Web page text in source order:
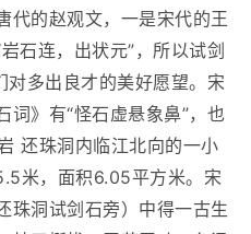
代的赵观文，一是宋代的王
石连，出状元”，所以试剑
对多出良才的美好愿望。宋
词》有“怪石虚悬象鼻”，也
还珠洞内临江北向的一小
米，面积6.05平方米。宋
珠洞试剑石旁）中得一古生